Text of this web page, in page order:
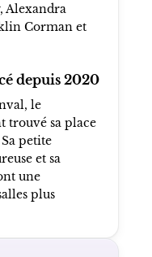
Alexandra
Corman et
depuis 2020
le
trouvé sa place
petite
et sa
une
plus